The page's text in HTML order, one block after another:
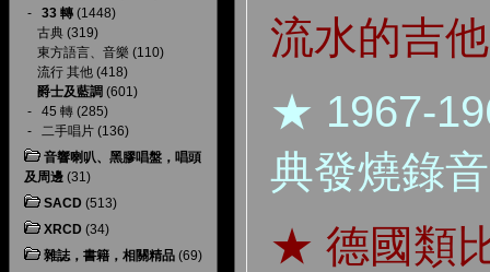
- 33 轉 (1448)
古典 (319)
東方語言、音樂 (110)
流行 其他 (418)
爵士及藍調 (601)
- 45 轉 (285)
- 二手唱片 (136)
音響喇叭、黑膠唱盤，唱頭
及周邊 (31)
SACD (513)
XRCD (34)
雜誌，書籍，相關精品 (69)
流水的吉
★ 1967-
典發燒錄
★ 德國類